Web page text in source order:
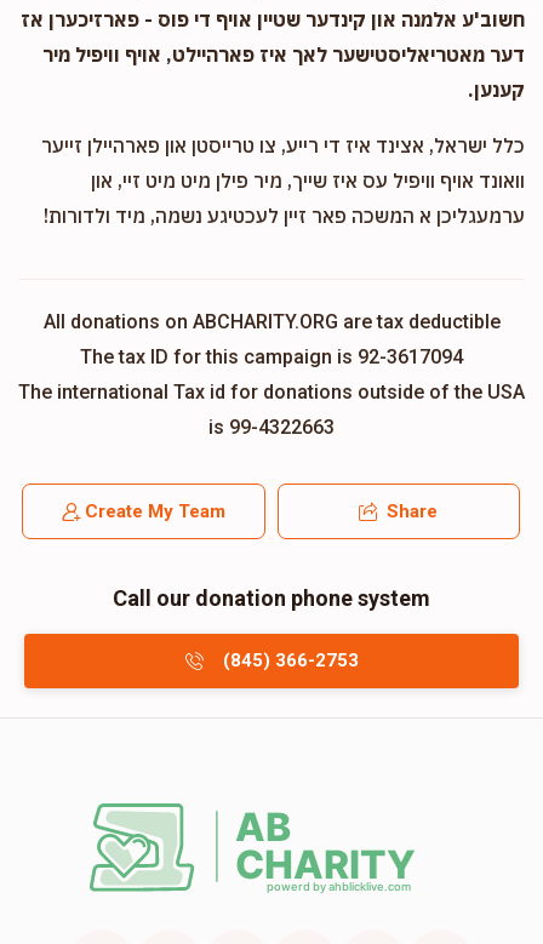
חשוב'ע אלמנה און קינדער שטיין אויף די פוס - פארזיכערן אז
דער מאטריאליסטישער לאך איז פארהיילט, אויף וויפיל מיר
קענען.
כלל ישראל, אצינד איז די רייע, צו טרייסטן און פארהיילן זייער
וואונד אויף וויפיל עס איז שייך, מיר פילן מיט מיט זיי, און
ערמעגליכן א המשכה פאר זיין לעכטיגע נשמה, מיד ולדורות!
All donations on ABCHARITY.ORG are tax deductible
The tax ID for this campaign is 92-3617094
The international Tax id for donations outside of the USA
is 99-4322663
Create My Team Share
Call our donation phone system
(845) 366-2753